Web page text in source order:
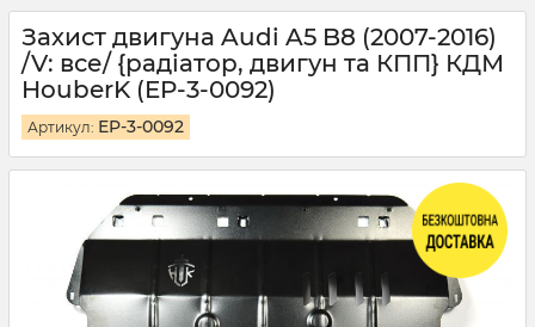
Захист двигуна Audi A5 B8 (2007-2016)
/V: все/ {радіатор, двигун та КПП} КДМ
HouberK (EP-3-0092)
Артикул: EP-3-0092